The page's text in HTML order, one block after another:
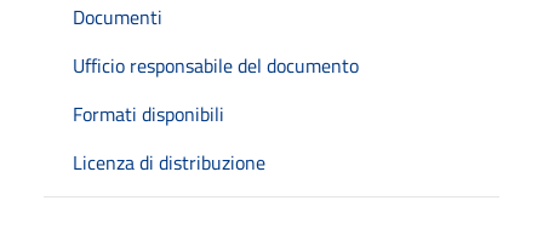
Documenti
Ufficio responsabile del documento
Formati disponibili
Licenza di distribuzione